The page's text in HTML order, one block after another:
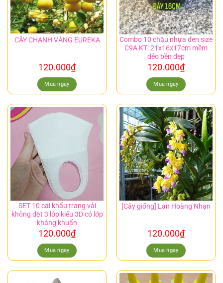
CÂY CHANH VÀNG EUREKA
120.000₫
Mua ngay
Combo 10 chậu nhựa đen size
C9A KT: 21x16x17cm mềm
dẻo bền đẹp
120.000₫
Mua ngay
SET 10 cái khẩu trang vải
không dệt 3 lớp kiểu 3D có lớp
kháng khuẩn
120.000₫
Mua ngay
[Cây giống] Lan Hoàng Nhạn
120.000₫
Mua ngay